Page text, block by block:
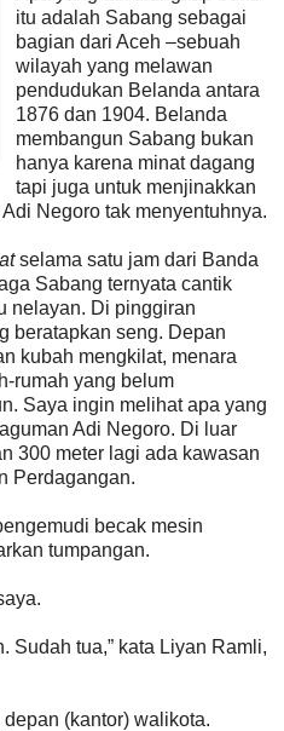
itu adalah Sabang sebagai
bagian dari Aceh –sebuah
wilayah yang melawan
pendudukan Belanda antara
1876 dan 1904. Belanda
membangun Sabang bukan
hanya karena minat dagang
tapi juga untuk menjinakkan
Negoro tak menyentuhnya.
selama satu jam dari Banda
Sabang ternyata cantik
nelayan. Di pinggiran
beratapkan seng. Depan
kubah mengkilat, menara
rumah yang belum
Saya ingin melihat apa yang
Adi Negoro. Di luar
300 meter lagi ada kawasan
Perdagangan.
becak mesin
tumpangan.
Sudah tua,” kata Liyan Ramli,
(kantor) walikota.